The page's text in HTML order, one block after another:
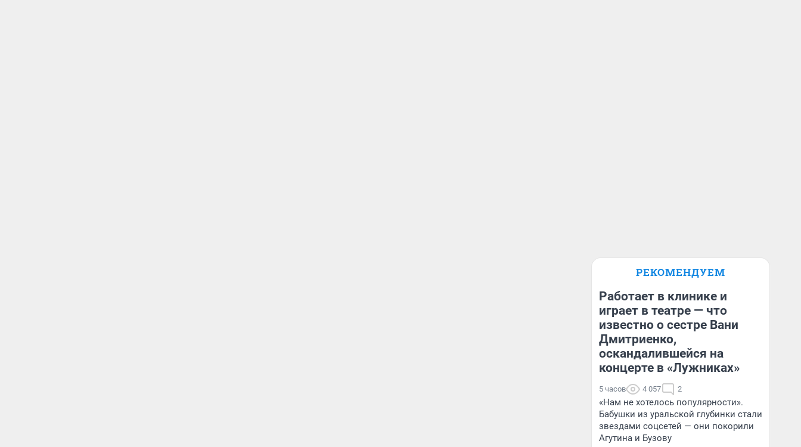
РЕКОМЕНДУЕМ
Работает в клинике и
играет в театре — что
известно о сестре Вани
Дмитриенко,
оскандалившейся на
концерте в «Лужниках»
5 часов 4 057 2
«Нам не хотелось популярности».
Бабушки из уральской глубинки стали
звездами соцсетей — они покорили
Агутина и Бузову